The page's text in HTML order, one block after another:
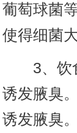
葡萄球菌
使得细菌
3、饮食
诱发腋臭
诱发腋臭